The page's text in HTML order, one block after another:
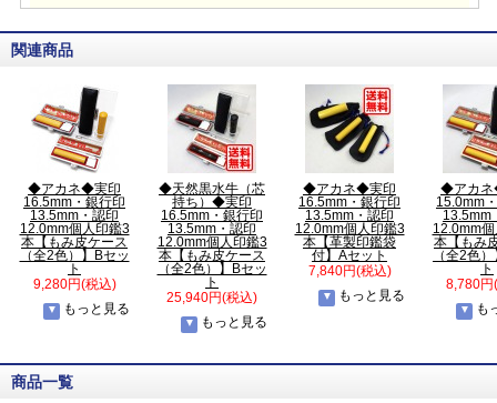
関連商品
◆アカネ◆実印
16.5mm・銀行印
13.5mm・認印
12.0mm個人印鑑3
本【もみ皮ケース
（全2色）】Bセッ
ト
9,280円(税込)
もっと見る
◆天然黒水牛（芯
持ち）◆実印
16.5mm・銀行印
13.5mm・認印
12.0mm個人印鑑3
本【もみ皮ケース
（全2色）】Bセッ
ト
25,940円(税込)
もっと見る
◆アカネ◆実印
16.5mm・銀行印
13.5mm・認印
12.0mm個人印鑑3
本【革製印鑑袋
付】Aセット
7,840円(税込)
もっと見る
◆アカ
15.0mm
13.5mm
12.0mm
本【もみ
（全2色
ト
8,780円
も
商品一覧